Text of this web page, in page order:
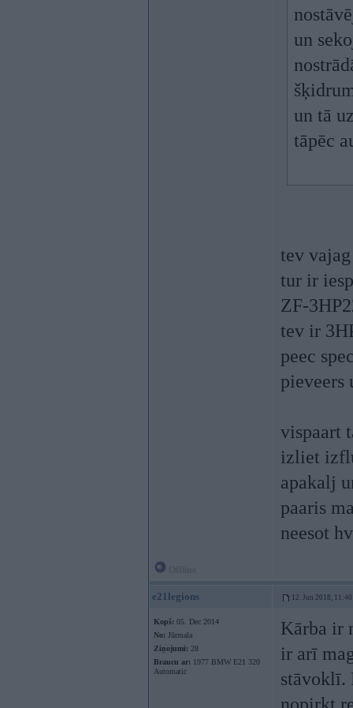
un
un tā
tāpēc
tev
tur ir
ZF-
tev ir
peec
pieveers
vispaart
izliet
apakalj
paaris
neesot
e21legions 12. Jun 2018, 11:40
Kopš: 05. Dec 2014
No: Jūrmala
Ziņojumi: 28
Braucu ar: 1977 BMW E21 320
Automatic
Kārba ir
ir arī
stāvoklī.